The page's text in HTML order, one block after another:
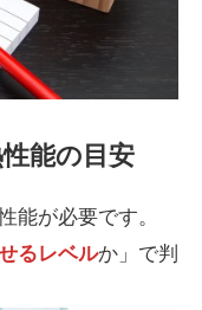
能の目安
能が必要です。
るレベルか」で判